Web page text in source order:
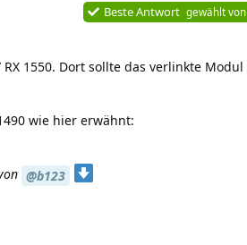
Beste Antwort gewählt von
1550. Dort sollte das verlinkte Modul
wie hier erwähnt:
@b123